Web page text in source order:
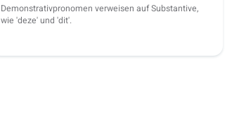
Demonstrativpronomen verweisen auf Substantive,
wie 'deze' und 'dit'.